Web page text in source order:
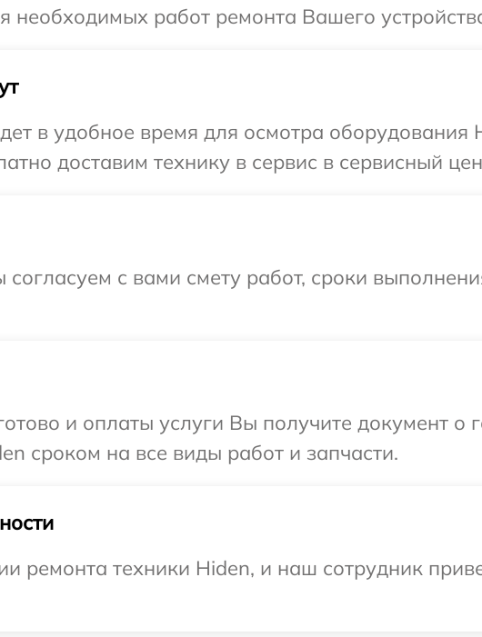
необходимых работ ремонта Вашего
в удобное время для осмотра оборудования
доставим технику в сервис в сервисный
с вами смету работ, сроки
и оплаты услуги Вы получите документ о
сроком на все виды работ и запчасти.
техники Hiden, и наш сотрудник